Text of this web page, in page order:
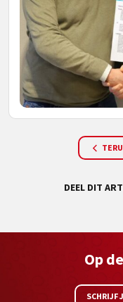
DEEL DIT
Op
SCHRIJF